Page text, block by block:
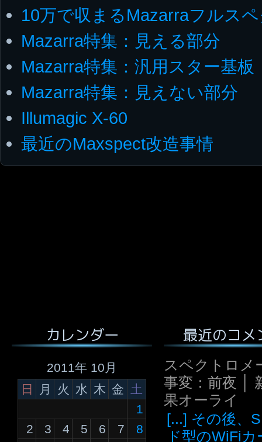
10万で収まるMazarraフルス
Mazarra特集：見える部分
Mazarra特集：汎用スター基板
Mazarra特集：見えない部分
Illumagic X-60
最近のMaxspect改造事情
カレンダー
2011年 10月
日
月 火 水 木 金
土
1
2
3 4 5 6 7 8
最近のコメ
スペクトロメ
事変：前夜 │
果オーライ
[...] その後、
ド型のWiFiカ